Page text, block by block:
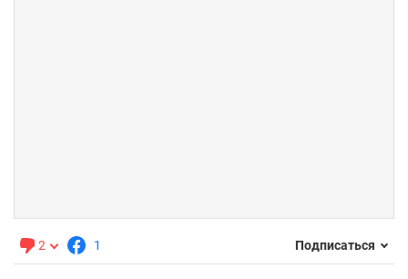
2 1 Подписаться